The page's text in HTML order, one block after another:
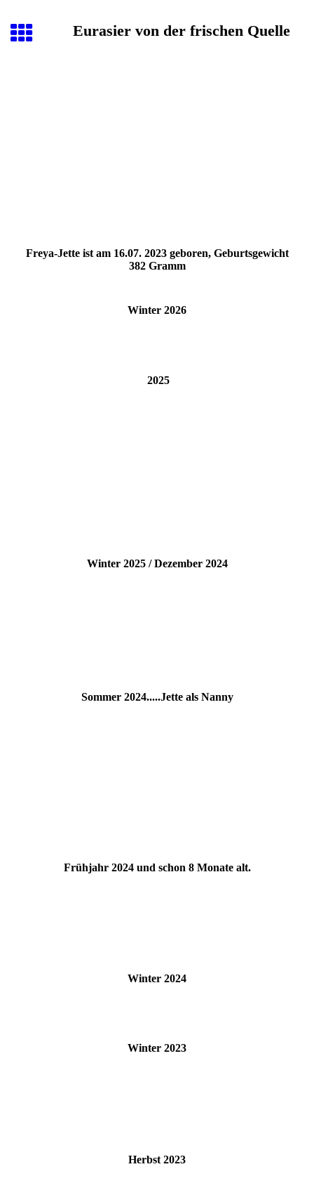
Eurasier von der frischen Quelle
Freya-Jette ist am 16.07. 2023 geboren, Geburtsgewicht
382 Gramm
Winter 2026
2025
Winter 2025 / Dezember 2024
Sommer 2024.....Jette als Nanny
Frühjahr 2024 und schon 8 Monate alt.
Winter 2024
Winter 2023
Herbst 2023